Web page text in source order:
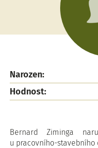
Narozen:
Hodnost:
Bernard Ziminga
u pracovního-stavebního